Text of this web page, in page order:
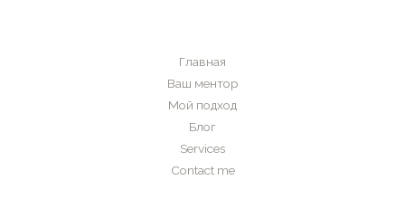
Главная
Ваш ментор
Мой подход
Блог
Services
Contact me